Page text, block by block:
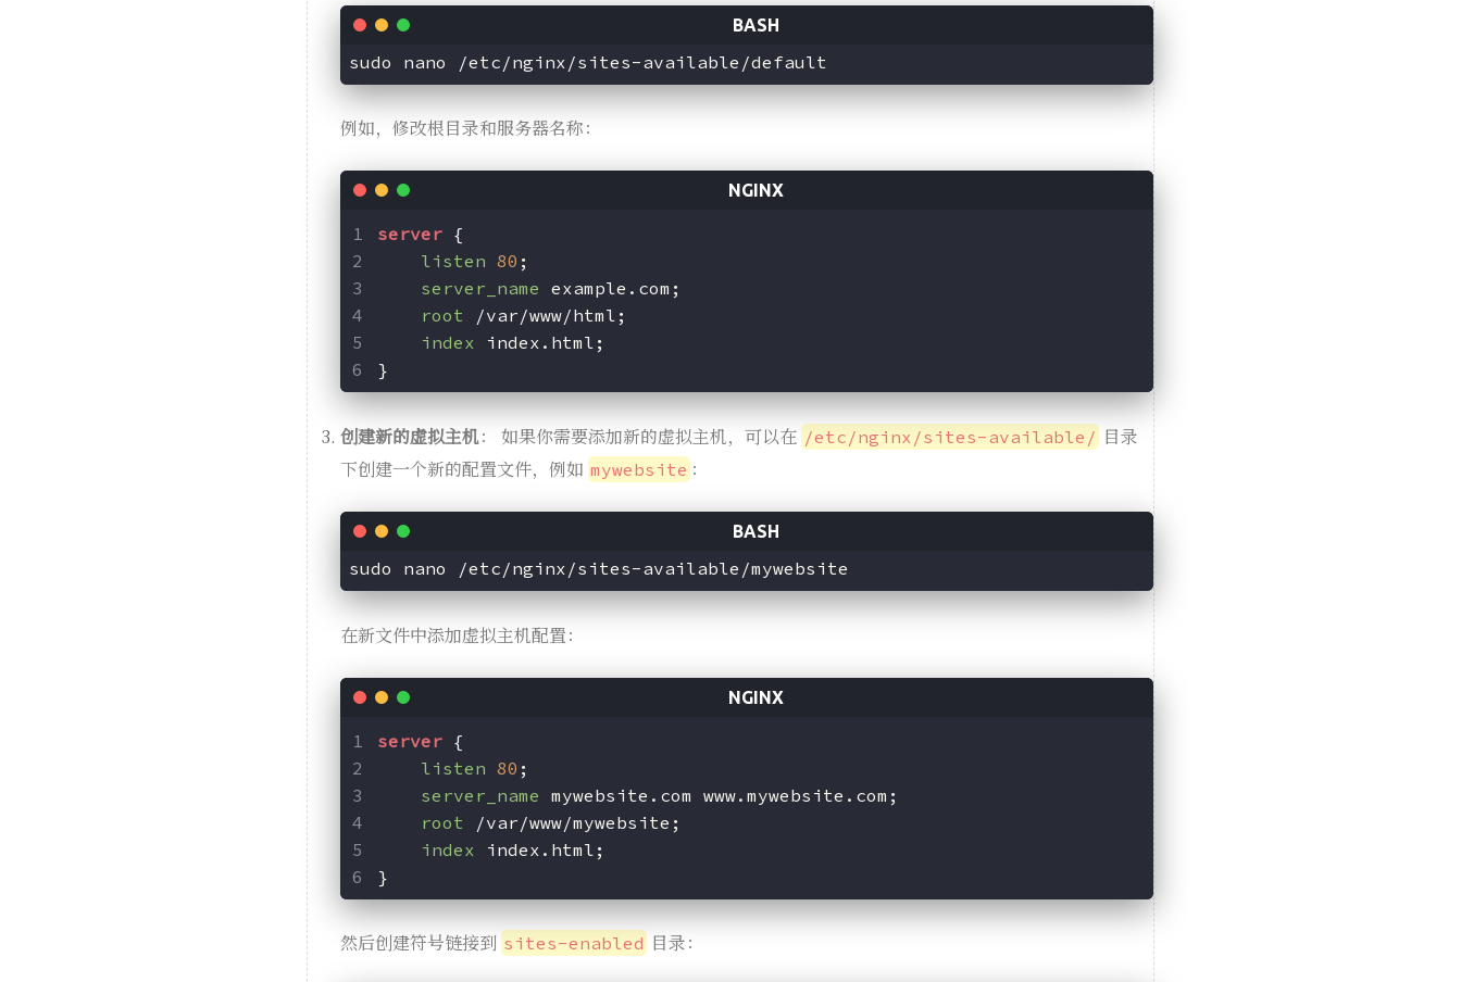
例如，修改根目录和服务器名称：
server {
listen 80 ;
server_name example.com;
root /var/www/html;
index index.html;
}
创建新的虚拟主机： 如果你需要添加新的虚拟主机，可以在 /etc/nginx/sites-available/ 目录
下创建一个新的配置文件，例如 mywebsite ：
在新文件中添加虚拟主机配置：
server {
listen 80 ;
server_name mywebsite.com www.mywebsite.com;
root /var/www/mywebsite;
index index.html;
}
然后创建符号链接到 sites-enabled 目录：